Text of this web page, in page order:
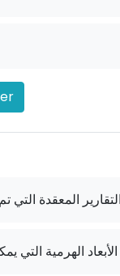
المعقدة
الأبعاد الهرمية